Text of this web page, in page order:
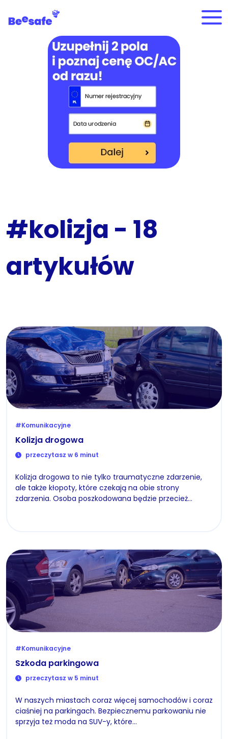
#kolizja - 18
artykułów
#Komunikacyjne
Kolizja drogowa
przeczytasz w 6 minut
Kolizja drogowa to nie tylko traumatyczne zdarzenie,
ale także kłopoty, które czekają na obie strony
zdarzenia. Osoba poszkodowana będzie przecież…
#Komunikacyjne
Szkoda parkingowa
przeczytasz w 5 minut
W naszych miastach coraz więcej samochodów i coraz
ciaśniej na parkingach. Bezpiecznemu parkowaniu nie
sprzyja też moda na SUV-y, które…